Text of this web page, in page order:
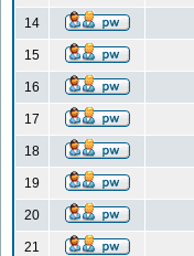
14
15
16
17
18
19
20
21